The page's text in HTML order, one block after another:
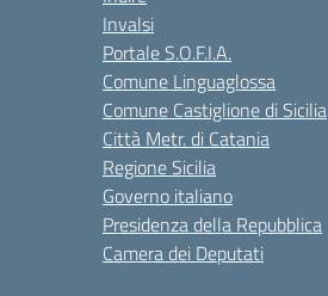
Invalsi
Portale S.O.F.I.A.
Comune Linguaglossa
Comune Castiglione di Sicilia
Città Metr. di Catania
Regione Sicilia
Governo italiano
Presidenza della Repubblica
Camera dei Deputati